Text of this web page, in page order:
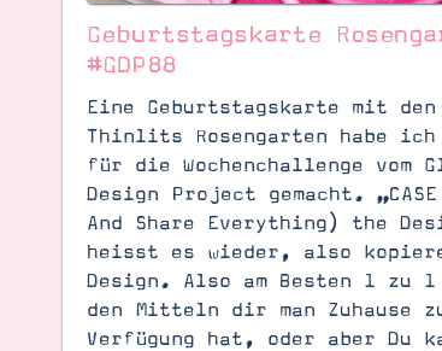
Suche Impressum Datenschutz
Geburtstagskarte
#GDP88
Eine Geburtstagskarte mit den
Thinlits Rosengarten habe ich
für die Wochenchallenge vom
Design Project gemacht. „CASE
And Share Everything) the
heisst es wieder, also
Design. Also am Besten 1 zu
den Mitteln dir man Zuhause
Verfügung hat, oder aber Du